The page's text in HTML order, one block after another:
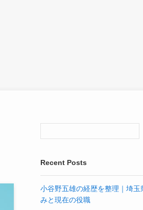
Recent Posts
小谷野五雄の経歴を整理｜埼玉
みと現在の役職